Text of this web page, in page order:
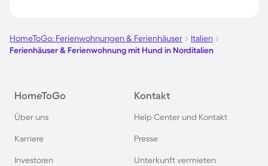
Ferienhäuser & Ferienwohnung mit Hund auf
Bodensee
HomeToGo: Ferienwohnungen & Ferienhäuser
Italien
Ferienhäuser & Ferienwohnung mit Hund in Norditalien
HomeToGo
Über uns
Karriere
Investoren
Kontakt
Help Center und Kontakt
Presse
Unterkunft vermieten